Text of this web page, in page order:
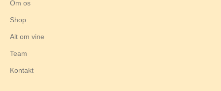
Om os
Shop
Alt om vine
Team
Kontakt